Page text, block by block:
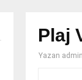
Plaj
Yazan admin